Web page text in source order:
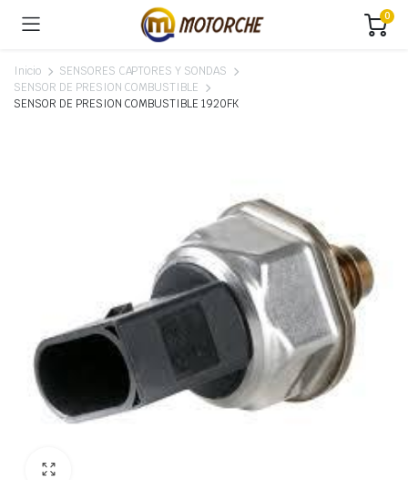
0
Inicio
SENSORES CAPTORES Y SONDAS
SENSOR DE PRESION COMBUSTIBLE
SENSOR DE PRESION COMBUSTIBLE 1920FK